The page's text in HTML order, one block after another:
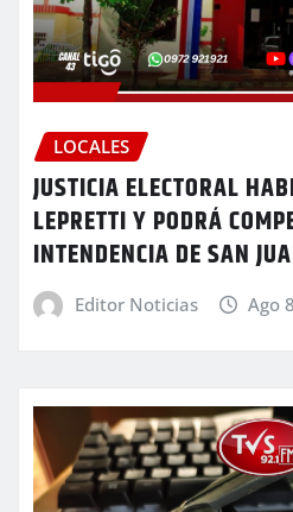
LOCALES
JUSTICIA ELECTORAL
LEPRETTI Y PODRÁ
INTENDENCIA DE SAN
Editor Noticias Ago